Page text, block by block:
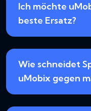
Ich möchte
beste Ersatz?
Wie schneidet
uMobix gegen